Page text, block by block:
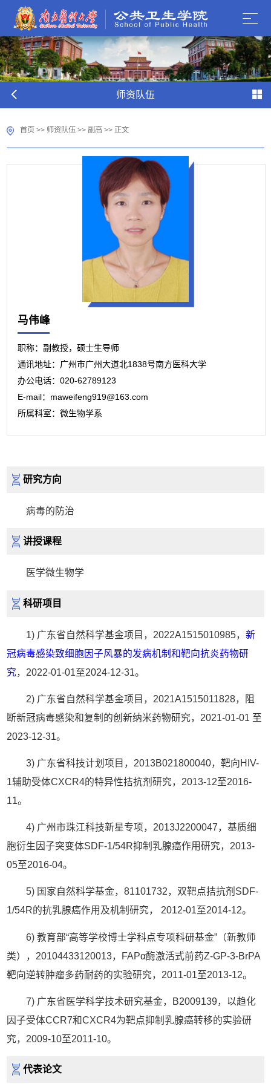
师资队伍
首页 >> 师资队伍 >> 副高 >> 正文
马伟峰
职称：副教授，硕士生导师
通讯地址：广州市广州大道北1838号南方医科大学
办公电话：020-62789123
E-mail：maweifeng919@163.com
所属科室：微生物学系
研究方向
病毒的防治
讲授课程
医学微生物学
科研项目
1) 广东省自然科学基金项目，2022A1515010985， 新
冠病毒感染致细胞因子风暴的发病机制和靶向抗炎药物研
究，2022-01-01至2024-12-31。
2) 广东省自然科学基金项目，2021A1515011828，阻
断新冠病毒感染和复制的创新纳米药物研究，2021-01-01 至
2023-12-31。
3) 广东省科技计划项目，2013B021800040，靶向HIV-
1辅助受体CXCR4的特异性拮抗剂研究，2013-12至2016-
11。
4) 广州市珠江科技新星专项，2013J2200047，基质细
胞衍生因子突变体SDF-1/54R抑制乳腺癌作用研究，2013-
05至2016-04。
5) 国家自然科学基金，81101732，双靶点拮抗剂SDF-
1/54R的抗乳腺癌作用及机制研究， 2012-01至2014-12。
6) 教育部“高等学校博士学科点专项科研基金”（新教师
类），20104433120013，FAPα酶激活式前药Z-GP-3-BrPA
靶向逆转肿瘤多药耐药的实验研究，2011-01至2013-12。
7) 广东省医学科学技术研究基金，B2009139，以趋化
因子受体CCR7和CXCR4为靶点抑制乳腺癌转移的实验研
究，2009-10至2011-10。
代表论文